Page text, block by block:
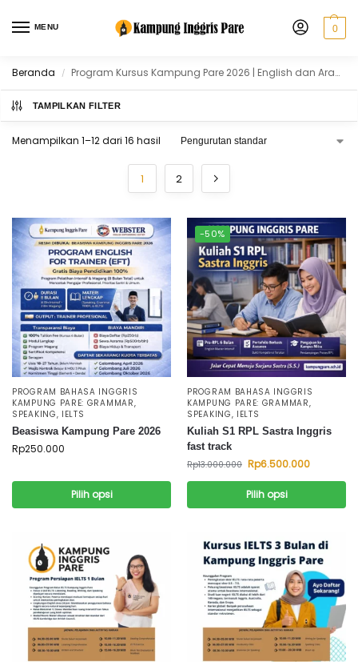
MENU 0
Beranda / Program Kursus Kampung Pare 2026 | English dan Arabic
TAMPILKAN FILTER
Menampilkan 1–12 dari 16 hasil
1 2
PROGRAM BAHASA INGGRIS
KAMPUNG PARE: GRAMMAR,
SPEAKING, IELTS
Beasiswa Kampung Pare 2026
Rp250.000
Pilih opsi
-50%
PROGRAM BAHASA INGGRIS
KAMPUNG PARE: GRAMMAR,
SPEAKING, IELTS
Kuliah S1 RPL Sastra Inggris
fast track
Rp13.000.000 Rp6.500.000
Pilih opsi